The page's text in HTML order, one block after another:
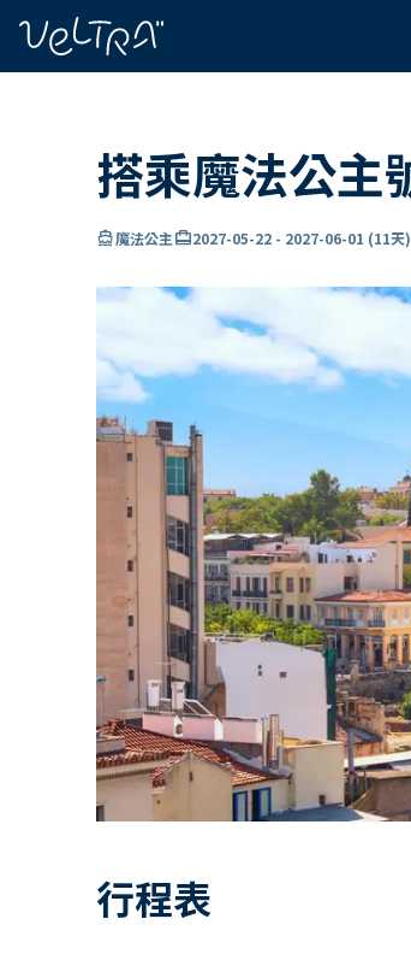
搭乘魔法公主
directions_boat魔法公主card_travel2027-05-22 - 2027-06-01 (11天)
行程表